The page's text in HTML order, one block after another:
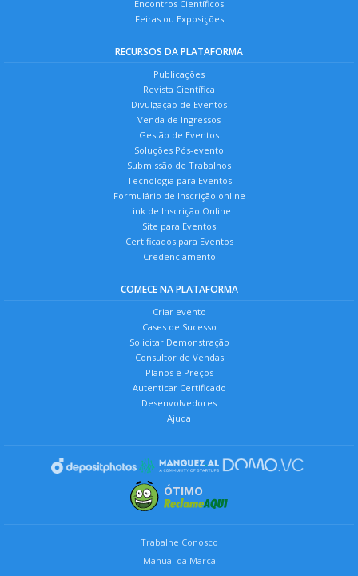
Encontros Científicos
Feiras ou Exposições
RECURSOS DA PLATAFORMA
Publicações
Revista Científica
Divulgação de Eventos
Venda de Ingressos
Gestão de Eventos
Soluções Pós-evento
Submissão de Trabalhos
Tecnologia para Eventos
Formulário de Inscrição online
Link de Inscrição Online
Site para Eventos
Certificados para Eventos
Credenciamento
COMECE NA PLATAFORMA
Criar evento
Cases de Sucesso
Solicitar Demonstração
Consultor de Vendas
Planos e Preços
Autenticar Certificado
Desenvolvedores
Ajuda
ÓTIMO
Trabalhe Conosco
Manual da Marca